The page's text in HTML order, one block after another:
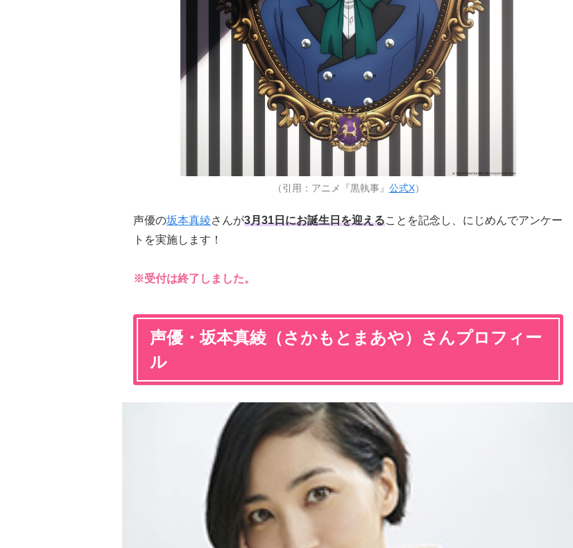
（引用：アニメ『黒執事』 公式X）
声優の坂本真綾さんが3月31日にお誕生日を迎えることを記念し、にじめんでアンケー
トを実施します！
※受付は終了しました。
声優・坂本真綾（さかもとまあや）さんプロフィー
ル